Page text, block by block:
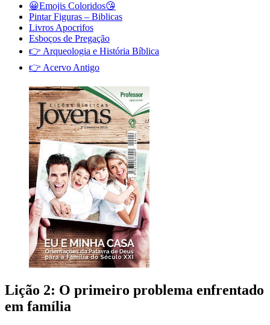
😀Emojis Coloridos😘
Pintar Figuras – Biblicas
Livros Apocrifos
Esboços de Pregação
👉 Arqueologia e História Bíblica
👉 Acervo Antigo
Lição 2: O primeiro problema enfrentado
em família